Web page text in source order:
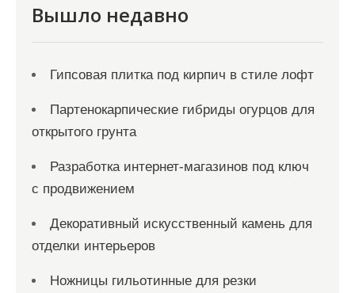
м
Вышло недавно
Гипсовая плитка под кирпич в стиле лофт
Партенокарпические гибриды огурцов для
открытого грунта
Разработка интернет-магазинов под ключ
с продвижением
Декоративный искусственный камень для
отделки интерьеров
Ножницы гильотинные для резки